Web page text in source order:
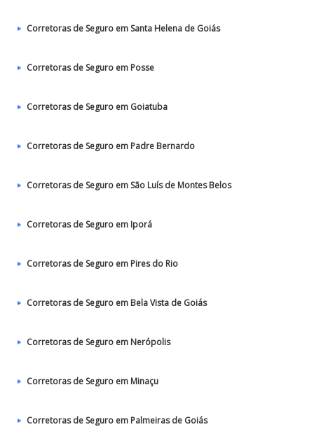
Corretoras de Seguro em Santa Helena de Goiás
Corretoras de Seguro em Posse
Corretoras de Seguro em Goiatuba
Corretoras de Seguro em Padre Bernardo
Corretoras de Seguro em São Luís de Montes Belos
Corretoras de Seguro em Iporá
Corretoras de Seguro em Pires do Rio
Corretoras de Seguro em Bela Vista de Goiás
Corretoras de Seguro em Nerópolis
Corretoras de Seguro em Minaçu
Corretoras de Seguro em Palmeiras de Goiás